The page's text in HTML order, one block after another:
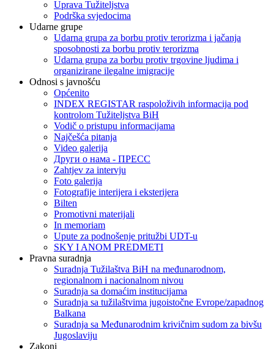
Uprava Tužiteljstva
Podrška svjedocima
Udarne grupe
Udarna grupa za borbu protiv terorizma i jačanja
sposobnosti za borbu protiv terorizma
Udarna grupa za borbu protiv trgovine ljudima i
organizirane ilegalne imigracije
Odnosi s javnošću
Općenito
INDEX REGISTAR raspoloživih informacija pod
kontrolom Tužiteljstva BiH
Vodič o pristupu informacijama
Najčešća pitanja
Video galerija
Други о нама - ПРЕСC
Zahtjev za intervju
Foto galerija
Fotografije interijera i eksterijera
Bilten
Promotivni materijali
In memoriam
Upute za podnošenje pritužbi UDT-u
SKY I ANOM PREDMETI
Pravna suradnja
Suradnja Tužilaštva BiH na međunarodnom,
regionalnom i nacionalnom nivou
Suradnja sa domaćim institucijama
Suradnja sa tužilaštvima jugoistočne Evrope/zapadnog
Balkana
Suradnja sa Međunarodnim krivičnim sudom za bivšu
Jugoslaviju
Zakoni